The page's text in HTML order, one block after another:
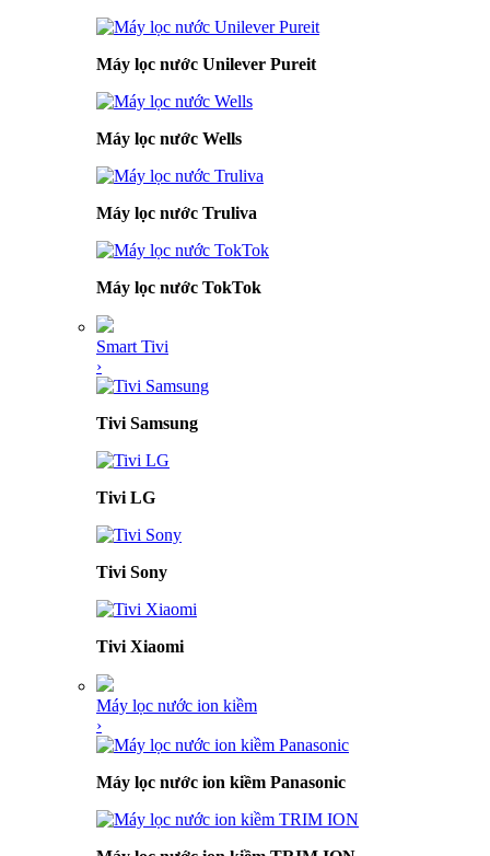
Máy lọc nước Unilever Pureit
Máy lọc nước Wells
Máy lọc nước Truliva
Máy lọc nước TokTok
Smart Tivi
›
Tivi Samsung
Tivi LG
Tivi Sony
Tivi Xiaomi
Máy lọc nước ion kiềm
›
Máy lọc nước ion kiềm Panasonic